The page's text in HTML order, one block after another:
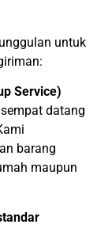
untuk
Service)
datang
barang
maupun